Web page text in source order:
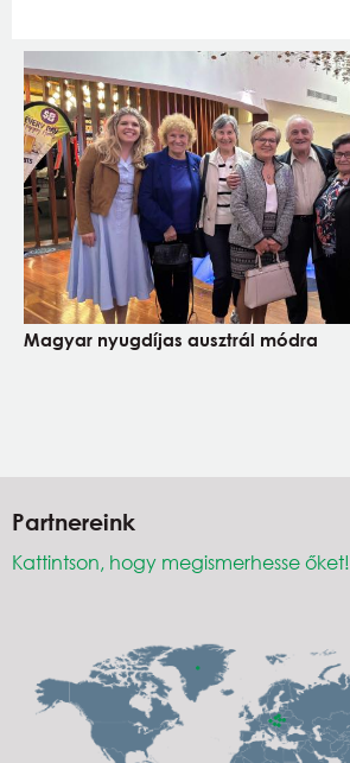
Magyar nyugdíjas ausztrál módra
Partnereink
Kattintson, hogy megismerhesse őket!